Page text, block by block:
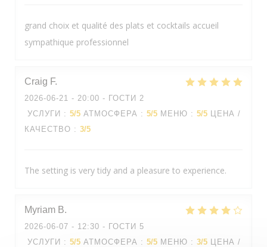
grand choix et qualité des plats et cocktails accueil
sympathique professionnel
Craig F
2026-06-21 - 20:00 - ГОСТИ 2
УСЛУГИ : 5/5 АТМОСФЕРА : 5/5 МЕНЮ : 5/5 ЦЕНА /
КАЧЕСТВО : 3/5
The setting is very tidy and a pleasure to experience.
Myriam B
2026-06-07 - 12:30 - ГОСТИ 5
УСЛУГИ : 5/5 АТМОСФЕРА : 5/5 МЕНЮ : 3/5 ЦЕНА /